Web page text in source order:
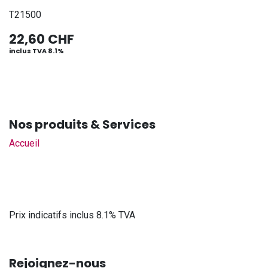
T21500
22,60 CHF
inclus TVA 8.1%
Nos produits & Services
Accueil
Prix indicatifs inclus 8.1% TVA
Rejoignez-nous